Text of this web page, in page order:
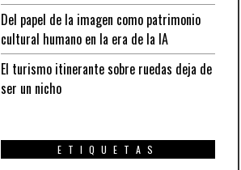
Del papel de la imagen como patrimonio
cultural humano en la era de la IA
El turismo itinerante sobre ruedas deja de
ser un nicho
ETIQUETAS